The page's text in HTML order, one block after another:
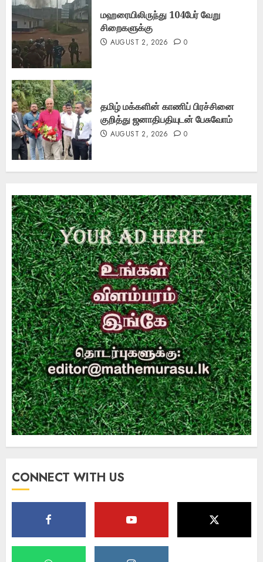
மஹரையிலிருந்து 104பேர் வேறு
சிறைகளுக்கு
AUGUST 2, 2026 0
தமிழ் மக்களின் காணிப் பிரச்சினை
குறித்து ஜனாதிபதியுடன் பேசுவோம்
AUGUST 2, 2026 0
CONNECT WITH US